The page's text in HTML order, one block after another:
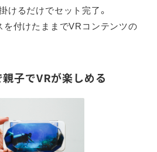
けるだけでセット完了。
を付けたままでVRコンテンツの
子でVRが楽しめる